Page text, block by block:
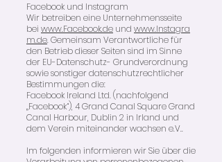
Facebook und Instagram
Wir betreiben eine Unternehmensseite
bei www.Facebook.de und www.Instagra
m.de. Gemeinsam Verantwortliche für
den Betrieb dieser Seiten sind im Sinne
der EU-Datenschutz- Grundverordnung
sowie sonstiger datenschutzrechtlicher
Bestimmungen die:
Facebook Ireland Ltd. (nachfolgend
„Facebook“), 4 Grand Canal Square Grand
Canal Harbour, Dublin 2 in Irland und
dem Verein miteinander wachsen e.V..
Im folgenden informieren wir Sie über die